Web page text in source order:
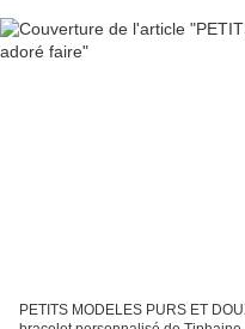
PETITS MODELES PURS ET